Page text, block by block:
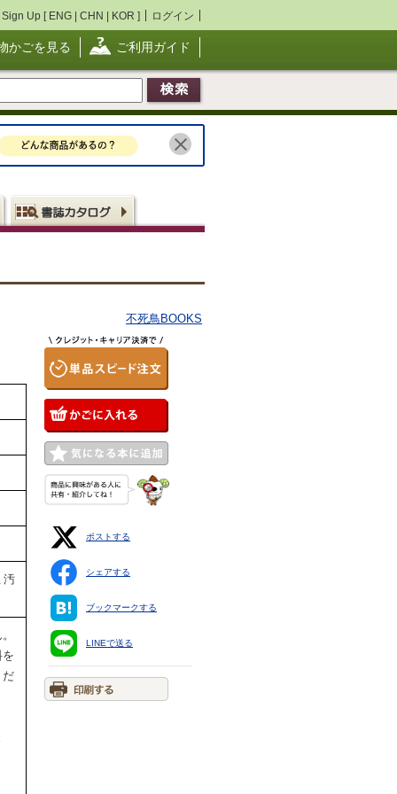
Sign Up [ ENG | CHN | KOR ] ログイン
かごを見る ご利用ガイド
不死鳥BOOKS
汚
だ
ポストする
シェアする
ブックマークする
LINEで送る